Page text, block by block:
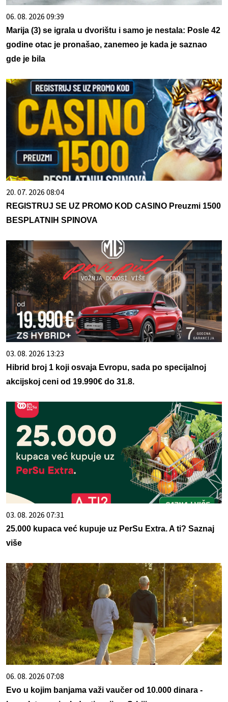
06. 08. 2026 09:39
Marija (3) se igrala u dvorištu i samo je nestala: Posle 42
godine otac je pronašao, zanemeo je kada je saznao
gde je bila
20. 07. 2026 08:04
REGISTRUJ SE UZ PROMO KOD CASINO Preuzmi 1500
BESPLATNIH SPINOVA
03. 08. 2026 13:23
Hibrid broj 1 koji osvaja Evropu, sada po specijalnoj
akcijskoj ceni od 19.990€ do 31.8.
03. 08. 2026 07:31
25.000 kupaca već kupuje uz PerSu Extra. A ti? Saznaj
više
06. 08. 2026 07:08
Evo u kojim banjama važi vaučer od 10.000 dinara -